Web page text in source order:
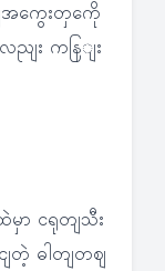
အကွေးတှကေို
ျး ကနြျး
မှာ ငရုတျသီး
ျတဲ့ ဓါတျတဈ